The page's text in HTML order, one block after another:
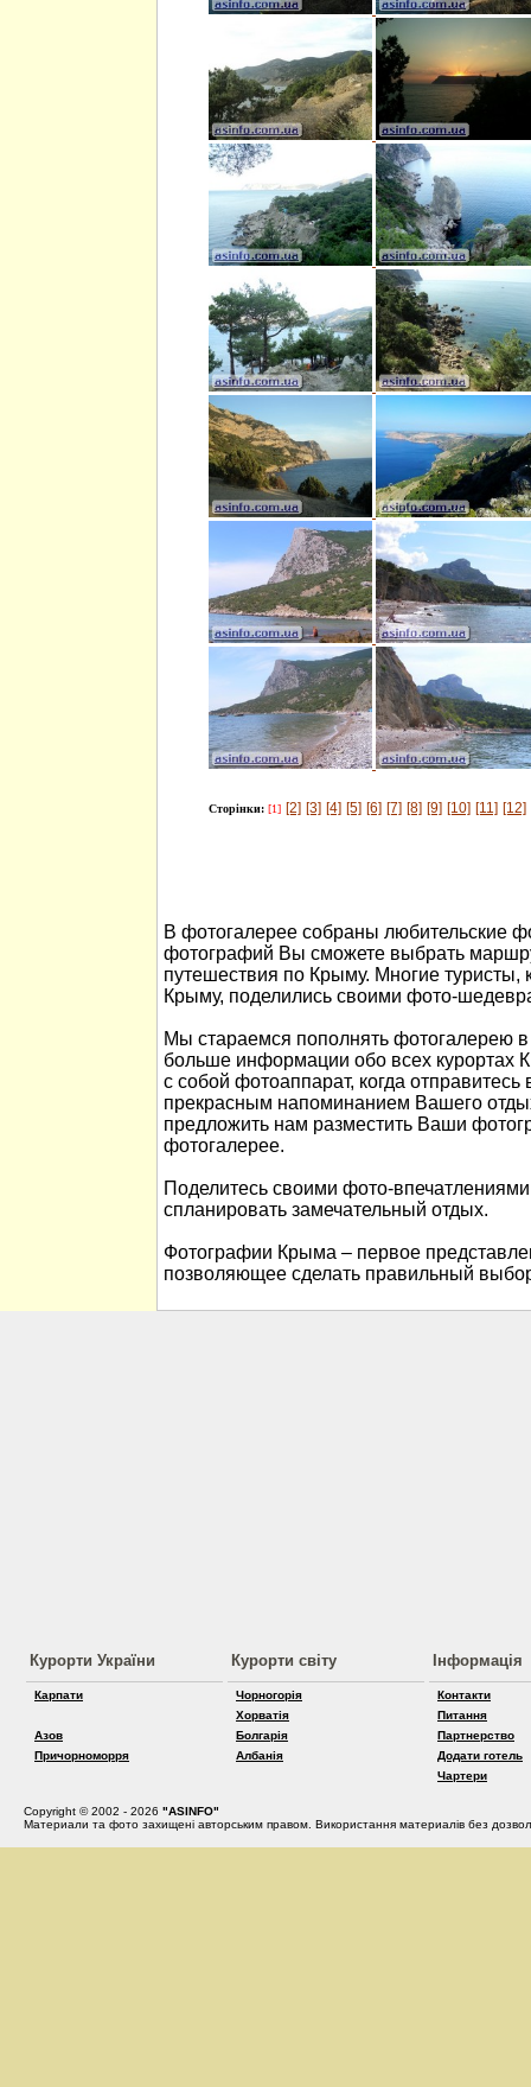
Сторінки: [1] [2] [3] [4] [5] [6] [7] [8] [9] [10] [11] [12]
В фотогалерее собраны любительские
фотографий Вы сможете выбрать
путешествия по Крыму. Многие туристы,
Крыму, поделились своими фото-
Мы стараемся пополнять фотогалерею
больше информации обо всех курортах
с собой фотоаппарат, когда
прекрасным напоминанием Вашего
предложить нам разместить Ваши
фотогалерее.
Поделитесь своими фото-
спланировать замечательный отдых.
Фотографии Крыма – первое
позволяющее сделать правильный
Курорти України
Карпати
Азов
Причорноморря
Курорти світу
Чорногорія
Хорватія
Болгарія
Албанія
Інформація
Контакти
Питання
Партнерство
Додати готель
Чартери
Copyright © 2002 - 2026 "ASINFO"
Материали та фото захищені авторським правом. Використання материалів без